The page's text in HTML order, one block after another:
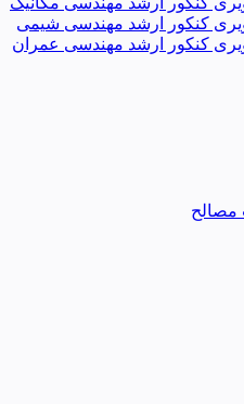
کنکور ارشد مهندسی شیمی
کنکور ارشد مهندسی عمران
مصالح